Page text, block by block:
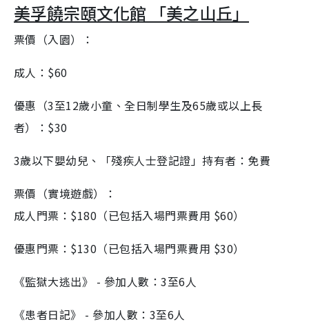
美孚饒宗頤文化館 「美之山丘」
票價（入園）：
成人：$60
優惠（3至12歲小童、全日制學生及65歲或以上長
者）：$30
3歲以下嬰幼兒、「殘疾人士登記證」持有者：免費
票價（實境遊戲）：
成人門票：$180（已包括入場門票費用 $60）
優惠門票：$130（已包括入場門票費用 $30）
《監獄大逃出》 - 參加人數：3至6人
《患者日記》 - 參加人數：3至6人